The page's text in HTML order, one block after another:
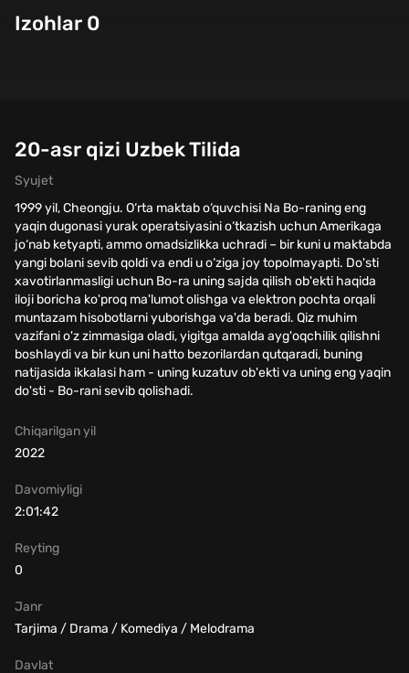
Izohlar 0
20-asr qizi Uzbek Tilida
Syujet
1999 yil, Cheongju. O‘rta maktab o‘quvchisi Na Bo-raning eng
yaqin dugonasi yurak operatsiyasini o‘tkazish uchun Amerikaga
jo‘nab ketyapti, ammo omadsizlikka uchradi – bir kuni u maktabda
yangi bolani sevib qoldi va endi u o‘ziga joy topolmayapti. Do'sti
xavotirlanmasligi uchun Bo-ra uning sajda qilish ob'ekti haqida
iloji boricha ko'proq ma'lumot olishga va elektron pochta orqali
muntazam hisobotlarni yuborishga va'da beradi. Qiz muhim
vazifani o'z zimmasiga oladi, yigitga amalda ayg'oqchilik qilishni
boshlaydi va bir kun uni hatto bezorilardan qutqaradi, buning
natijasida ikkalasi ham - uning kuzatuv ob'ekti va uning eng yaqin
do'sti - Bo-rani sevib qolishadi.
Chiqarilgan yil
2022
Janr
Tarjima / Drama / Komediya / Melodrama
Davomiyligi
2:01:42
Davlat
Reyting
0